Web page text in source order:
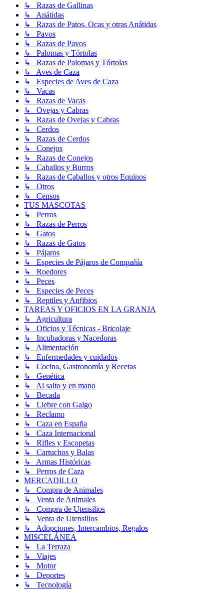
↳ Razas de Gallinas
↳ Anátidas
↳ Razas de Patos, Ocas y otras Anátidas
↳ Pavos
↳ Razas de Pavos
↳ Palomas y Tórtolas
↳ Razas de Palomas y Tórtolas
↳ Aves de Caza
↳ Especies de Aves de Caza
↳ Vacas
↳ Razas de Vacas
↳ Ovejas y Cabras
↳ Razas de Ovejas y Cabras
↳ Cerdos
↳ Razas de Cerdos
↳ Conejos
↳ Razas de Conejos
↳ Caballos y Burros
↳ Razas de Caballos y otros Equinos
↳ Otros
↳ Censos
TUS MASCOTAS
↳ Perros
↳ Razas de Perros
↳ Gatos
↳ Razas de Gatos
↳ Pájaros
↳ Especies de Pájaros de Compañía
↳ Roedores
↳ Peces
↳ Especies de Peces
↳ Reptiles y Anfibios
TAREAS Y OFICIOS EN LA GRANJA
↳ Agricultura
↳ Oficios y Técnicas - Bricolaje
↳ Incubadoras y Nacedoras
↳ Alimentación
↳ Enfermedades y cuidados
↳ Cocina, Gastronomía y Recetas
↳ Genética
↳ Al salto y en mano
↳ Becada
↳ Liebre con Galgo
↳ Reclamo
↳ Caza en España
↳ Caza Internacional
↳ Rifles y Escopetas
↳ Cartuchos y Balas
↳ Armas Históricas
↳ Perros de Caza
MERCADILLO
↳ Compra de Animales
↳ Venta de Animales
↳ Compra de Utensilios
↳ Venta de Utensilios
↳ Adopciones, Intercambios, Regalos
MISCELÁNEA
↳ La Terraza
↳ Viajes
↳ Motor
↳ Deportes
↳ Tecnología